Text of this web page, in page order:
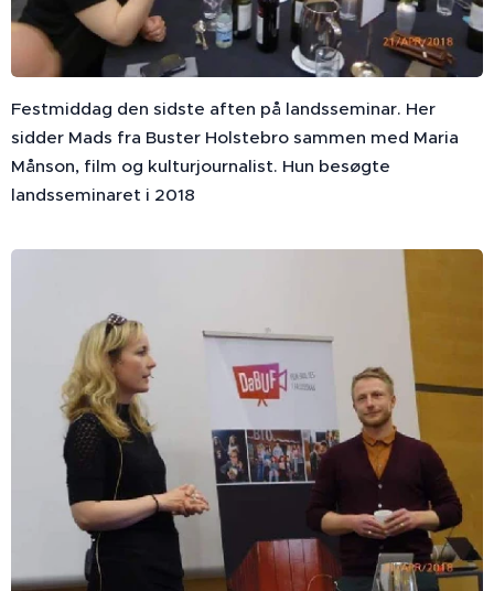
Festmiddag den sidste aften på landsseminar. Her
sidder Mads fra Buster Holstebro sammen med Maria
Månson, film og kulturjournalist. Hun besøgte
landsseminaret i 2018